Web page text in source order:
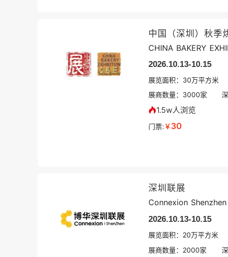
中国（深圳）秋季
CHINA BAKERY
2026.10.13-10.15
展览面积： 30万平方米
展商数量： 3000家
1.5w人浏览
门票:￥30
深圳联展
Connexion Shenzhen
2026.10.13-10.15
展览面积： 20万平方米
展商数量： 2000家